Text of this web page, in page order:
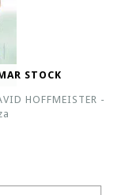
STOCK
HOFFMEISTER -